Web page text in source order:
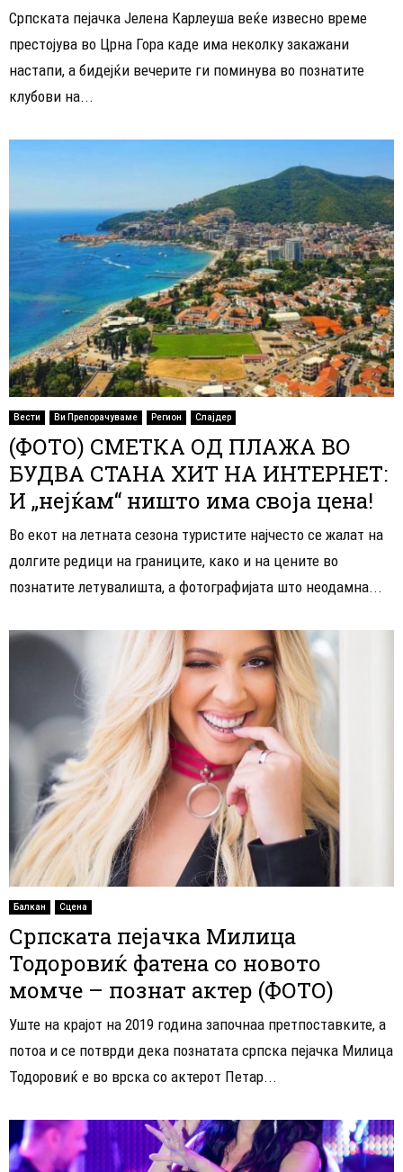
Српската пејачка Јелена Карлеуша веќе извесно време
престојува во Црна Гора каде има неколку закажани
настапи, а бидејќи вечерите ги поминува во познатите
клубови на...
Вести Ви Препорачуваме Регион Слајдер
(ФОТО) СМЕТКА ОД ПЛАЖА ВО
БУДВА СТАНА ХИТ НА ИНТЕРНЕТ:
И „нејќам“ ништо има своја цена!
Во екот на летната сезона туристите најчесто се жалат на
долгите редици на границите, како и на цените во
познатите летувалишта, а фотографијата што неодамна...
Балкан Сцена
Српската пејачка Милица
Тодоровиќ фатена со новото
момче – познат актер (ФОТО)
Уште на крајот на 2019 година започнаа претпоставките, а
потоа и се потврди дека познатата српска пејачка Милица
Тодоровиќ е во врска со актерот Петар...